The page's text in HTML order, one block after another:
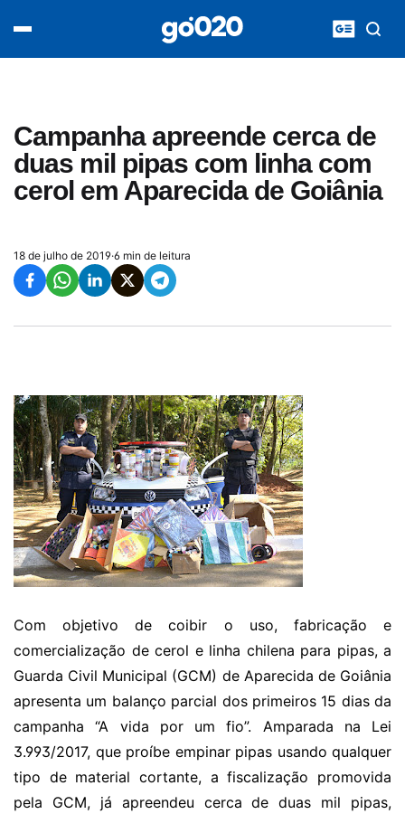
Campanha apreende cerca de
duas mil pipas com linha com
cerol em Aparecida de Goiânia
18 de julho de 2019·6 min de leitura
Com objetivo de coibir o uso, fabricação e
comercialização de cerol e linha chilena para pipas, a
Guarda Civil Municipal (GCM) de Aparecida de Goiânia
apresenta um balanço parcial dos primeiros 15 dias da
campanha “A vida por um fio”. Amparada na Lei
3.993/2017, que proíbe empinar pipas usando qualquer
tipo de material cortante, a fiscalização promovida
pela GCM, já apreendeu cerca de duas mil pipas,
acontece agora
entretenimento
vídeos
pod020